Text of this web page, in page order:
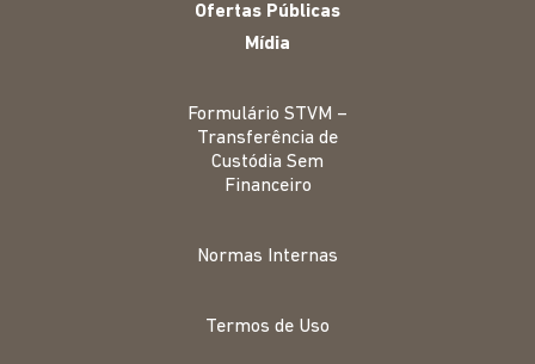
Ofertas Públicas
Mídia
Formulário STVM –
Transferência de
Custódia Sem
Financeiro
Normas Internas
Termos de Uso